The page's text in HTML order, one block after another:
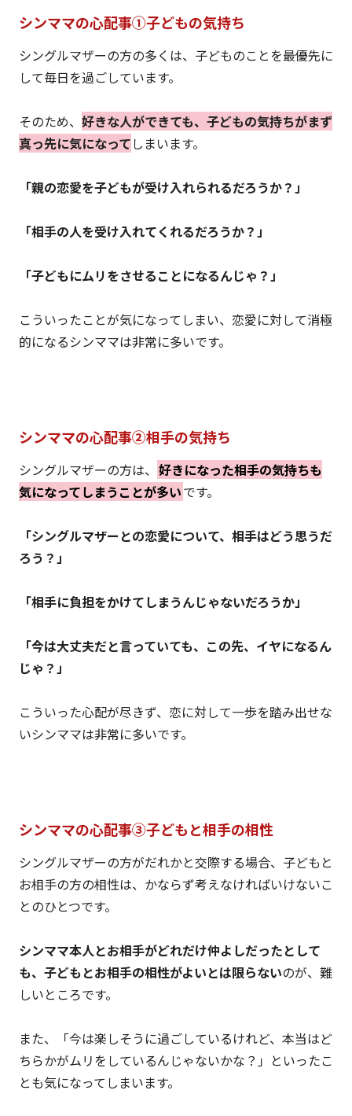
シンママの心配事①子どもの気持ち
シングルマザーの方の多くは、子どものことを最優先に
して毎日を過ごしています。
そのため、 好きな人ができても、子どもの気持ちがまず
真っ先に気になってしまいます。
「親の恋愛を子どもが受け入れられるだろうか？」
「相手の人を受け入れてくれるだろうか？」
「子どもにムリをさせることになるんじゃ？」
こういったことが気になってしまい、恋愛に対して消極
的になるシンママは非常に多いです。
シンママの心配事②相手の気持ち
シングルマザーの方は、 好きになった相手の気持ちも
気になってしまうことが多いです。
「シングルマザーとの恋愛について、相手はどう思うだ
ろう？」
「相手に負担をかけてしまうんじゃないだろうか」
「今は大丈夫だと言っていても、この先、イヤになるん
じゃ？」
こういった心配が尽きず、恋に対して一歩を踏み出せな
いシンママは非常に多いです。
シンママの心配事③子どもと相手の相性
シングルマザーの方がだれかと交際する場合、子どもと
お相手の方の相性は、かならず考えなければいけないこ
とのひとつです。
シンママ本人とお相手がどれだけ仲よしだったとして
も、子どもとお相手の相性がよいとは限らないのが、難
しいところです。
また、「今は楽しそうに過ごしているけれど、本当はど
ちらかがムリをしているんじゃないかな？」といったこ
とも気になってしまいます。